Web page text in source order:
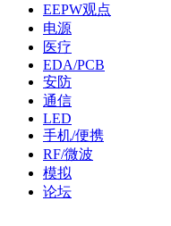
EEPW观点
电源
医疗
EDA/PCB
安防
通信
LED
手机/便携
RF/微波
模拟
论坛